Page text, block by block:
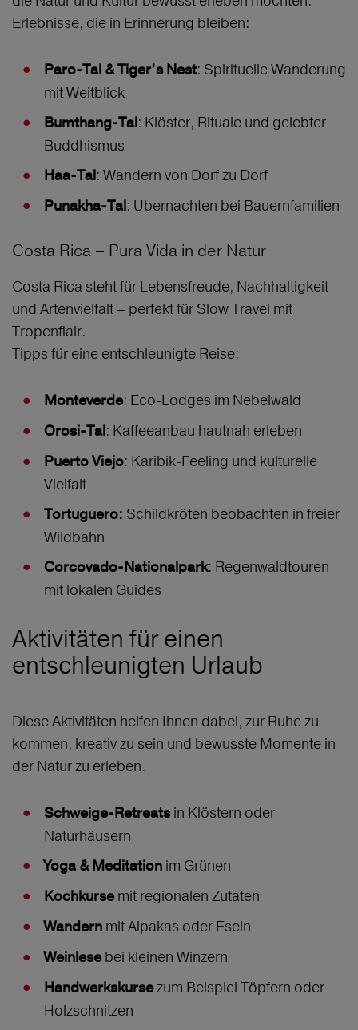
Erlebnisse, die in Erinnerung bleiben:
Paro-Tal & Tiger’s Nest: Spirituelle Wanderung
mit Weitblick
Bumthang-Tal: Klöster, Rituale und gelebter
Buddhismus
Haa-Tal: Wandern von Dorf zu Dorf
Punakha-Tal: Übernachten bei Bauernfamilien
Costa Rica – Pura Vida in der Natur
Costa Rica steht für Lebensfreude, Nachhaltigkeit
und Artenvielfalt – perfekt für Slow Travel mit
Tropenflair.
Tipps für eine entschleunigte Reise:
Monteverde: Eco-Lodges im Nebelwald
Orosi-Tal: Kaffeeanbau hautnah erleben
Puerto Viejo: Karibik-Feeling und kulturelle
Vielfalt
Tortuguero: Schildkröten beobachten in freier
Wildbahn
Corcovado-Nationalpark: Regenwaldtouren
mit lokalen Guides
Aktivitäten für einen
entschleunigten Urlaub
Diese Aktivitäten helfen Ihnen dabei, zur Ruhe zu
kommen, kreativ zu sein und bewusste Momente in
der Natur zu erleben.
Schweige-Retreats in Klöstern oder
Naturhäusern
Yoga & Meditation im Grünen
Kochkursemit regionalen Zutaten
Wandern mit Alpakas oder Eseln
Weinlesebei kleinen Winzern
Handwerkskursezum Beispiel Töpfern oder
Holzschnitzen